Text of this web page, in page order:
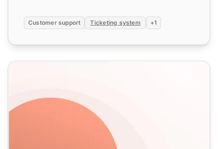
Customer support Ticketing system +1
Ügyfélszolgálati incidens sablonok